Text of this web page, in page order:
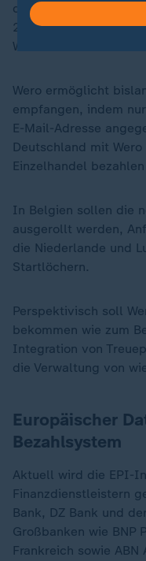
der Postbank ist die
2025 wollen
Wero anbieten.
Wero ermöglicht
empfangen, indem
E-Mail-Adresse
Deutschland mit
Einzelhandel
In Belgien sollen die
ausgerollt werden,
die Niederlande und
Startlöchern.
Perspektivisch soll
bekommen wie zum
Integration von
die Verwaltung von
Europäischer
Bezahlsystem
Aktuell wird die EPI-
Finanzdienstleistern
Bank, DZ Bank und
Großbanken wie BNP
Frankreich sowie